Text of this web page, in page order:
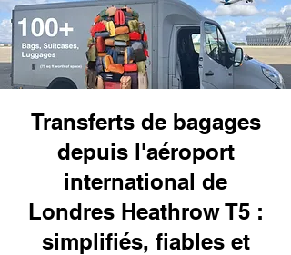
Transferts de bagages
depuis l'aéroport
international de
Londres Heathrow T5 :
simplifiés, fiables et